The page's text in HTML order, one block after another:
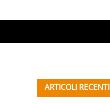
ARTICOLI RECENTI